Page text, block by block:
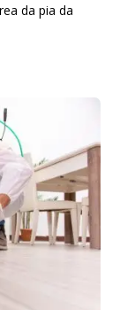
da pia da